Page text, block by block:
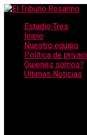
Estadio Tres
Inicio
Nuestro equipo
Política de
Quienes somos?
Últimas Noticias